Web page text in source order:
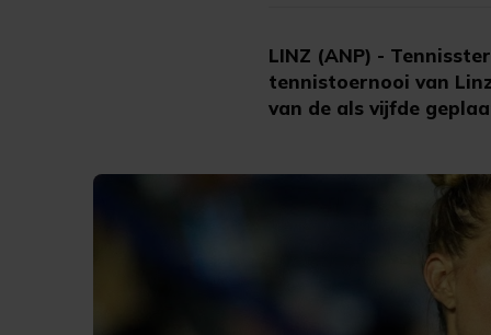
LINZ (ANP) -
tennistoernooi van
van de als vijfde